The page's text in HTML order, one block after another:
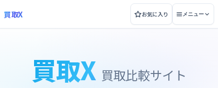
買取X お気に入り メニュー
買取X 買取比較サイト